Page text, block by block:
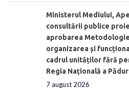
Ministerul Mediului,
consultării publice
aprobarea
organizarea și
cadrul unităților fără
Regia Națională a
7 august 2026